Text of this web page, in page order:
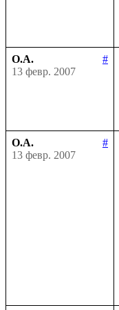
О.А.
#
13 февр. 2007
О.А.
#
13 февр. 2007